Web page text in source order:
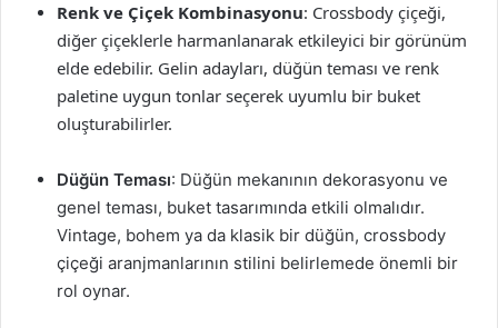
Renk ve Çiçek Kombinasyonu: Crossbody çiçeği,
diğer çiçeklerle harmanlanarak etkileyici bir görünüm
elde edebilir. Gelin adayları, düğün teması ve renk
paletine uygun tonlar seçerek uyumlu bir buket
oluşturabilirler.
Düğün Teması: Düğün mekanının dekorasyonu ve
genel teması, buket tasarımında etkili olmalıdır.
Vintage, bohem ya da klasik bir düğün, crossbody
çiçeği aranjmanlarının stilini belirlemede önemli bir
rol oynar.